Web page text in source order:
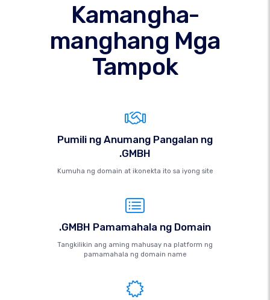
Kamangha-
manghang Mga
Tampok
Pumili ng Anumang Pangalan ng
.GMBH
Kumuha ng domain at ikonekta ito sa iyong site
.GMBH Pamamahala ng Domain
Tangkilikin ang aming mahusay na platform ng
pamamahala ng domain name